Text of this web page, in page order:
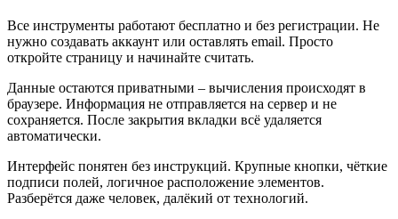
Все инструменты работают бесплатно и без регистрации. Не
нужно создавать аккаунт или оставлять email. Просто
откройте страницу и начинайте считать.
Данные остаются приватными – вычисления происходят в
браузере. Информация не отправляется на сервер и не
сохраняется. После закрытия вкладки всё удаляется
автоматически.
Интерфейс понятен без инструкций. Крупные кнопки, чёткие
подписи полей, логичное расположение элементов.
Разберётся даже человек, далёкий от технологий.